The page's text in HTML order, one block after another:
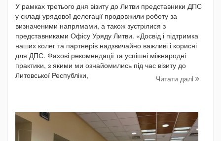
У рамках третього дня візиту до Литви представники ДПС
у складі урядової делегації продовжили роботу за
визначеними напрямами, а також зустрілися з
представниками Офісу Уряду Литви. «Досвід і підтримка
наших колег та партнерів надзвичайно важливі і корисні
для ДПС. Фахові рекомендації та успішні міжнародні
практики, з якими ми ознайомились під час візиту до
Литовської Республіки,
Читати далi